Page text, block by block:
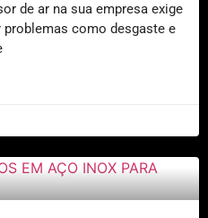
de ar na sua empresa exige
como desgaste e